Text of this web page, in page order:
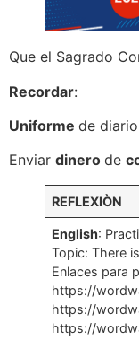
Que el Sagrado
Recordar:
Uniforme de
Enviar dinero de
REFLEXIÒN
English:
Topic: There
Enlaces para
https://
https://
https://